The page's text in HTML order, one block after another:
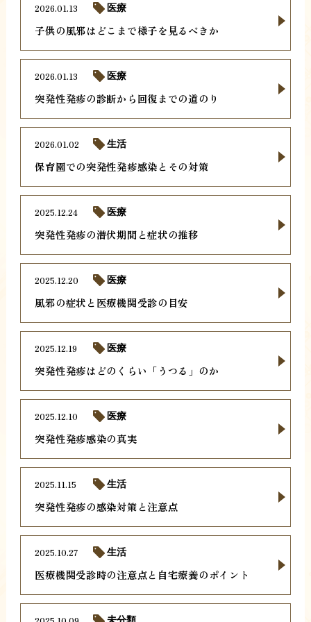
子供の風邪はどこまで様子を見るべきか
2026.01.13 医療
突発性発疹の診断から回復までの道のり
2026.01.13 医療
保育園での突発性発疹感染とその対策
2026.01.02 生活
突発性発疹の潜伏期間と症状の推移
2025.12.24 医療
風邪の症状と医療機関受診の目安
2025.12.20 医療
突発性発疹はどのくらい「うつる」のか
2025.12.19 医療
突発性発疹感染の真実
2025.12.10 医療
突発性発疹の感染対策と注意点
2025.11.15 生活
医療機関受診時の注意点と自宅療養のポイント
2025.10.27 生活